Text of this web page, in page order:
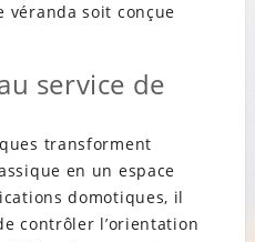
véranda soit conçue
service de
transforment
en un espace
domotiques, il
contrôler l’orientation